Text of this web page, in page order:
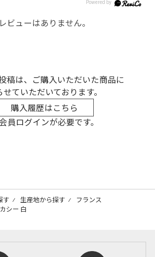
レビューはありません。
稿は、ご購入いただいた商品に
せていただいております。
購入履歴はこちら
員ログインが必要です。
す ⁄ 生産地から探す ⁄ フランス
カシー 白